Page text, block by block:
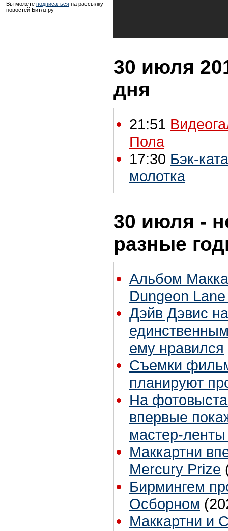
Вы можете подписаться на рассылку
новостей Битлз.ру
30 июля
дня
21:51
Пола
17:30 Бэк-
молотка
30 июля -
разные
Альбом
Dungeon
Дэйв Дэвис
ему нравился
Съемки
планируют
На
впервые
мастер-
Маккартни
Mercury Prize
Бирмингем
Осборном
Маккартни и